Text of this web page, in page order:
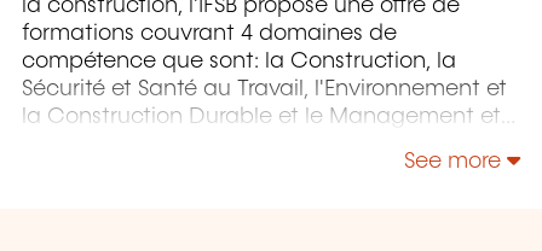
la construction, l'IFSB propose une offre de
formations couvrant 4 domaines de
compétence que sont: la Construction, la
Sécurité et Santé au Travail, l'Environnement et
la Construction Durable et le Management et
See more